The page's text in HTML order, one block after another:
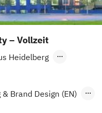
– Vollzeit
Heidelberg
Berlin
Düsseldorf
Brand Design (EN)